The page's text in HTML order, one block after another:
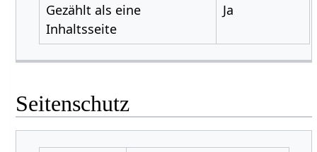
Gezählt als eine
Inhaltsseite
Ja
Seitenschutz